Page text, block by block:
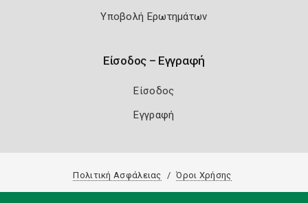
Υποβολή Ερωτημάτων
Είσοδος – Εγγραφή
Είσοδος
Εγγραφή
Πολιτική Ασφάλειας Όροι Χρήσης